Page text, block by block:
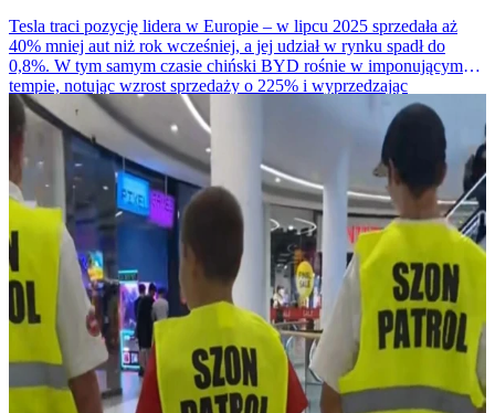
Tesla traci pozycję lidera w Europie – w lipcu 2025 sprzedała aż
40% mniej aut niż rok wcześniej, a jej udział w rynku spadł do
0,8%. W tym samym czasie chiński BYD rośnie w imponującym
tempie, notując wzrost sprzedaży o 225% i wyprzedzając
amerykańskiego giganta.